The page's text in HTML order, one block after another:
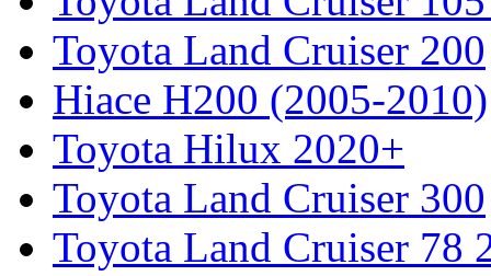
Toyota Land Cruiser 200
Hiace H200 (2005-2010)
Toyota Hilux 2020+
Toyota Land Cruiser 300
Toyota Land Cruiser 78